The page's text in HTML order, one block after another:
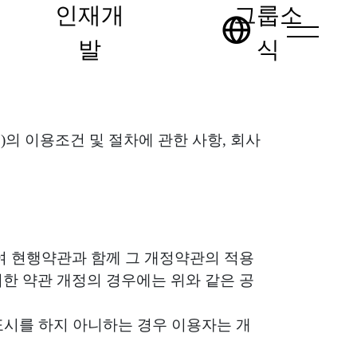
인재개
발
그룹소
식
이용조건 및 절차에 관한 사항, 회사
현행약관과 함께 그 개정약관의 적용
약관 개정의 경우에는 위와 같은 공
를 하지 아니하는 경우 이용자는 개